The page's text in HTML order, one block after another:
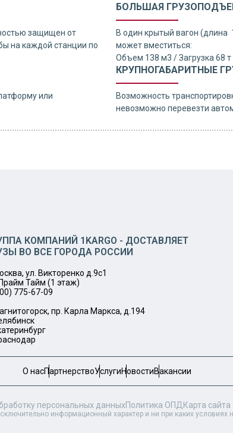
защищен от
на каждой станции по
БОЛЬШАЯ
В один крытый вагон
может вместиться:
Объем 138 м3 / Загрузка 68 т
или
КРУПНОГАБАРИТНЫЕ
Возможность
невозможно перевезти
КОМПАНИЙ 1KARGO - ДОСТАВЛЯЕТ
ВО ВСЕ ГОРОДА РОССИИ
ул. Викторенко д.9с1
Тайм (1 этаж)
775-67-09
пр. Карла Маркса, д.194
О насПартнерствоУслугиНовостиВакансии
персональных данныхПолитика ОПД Карта сайта
информационный характер и ни при каких